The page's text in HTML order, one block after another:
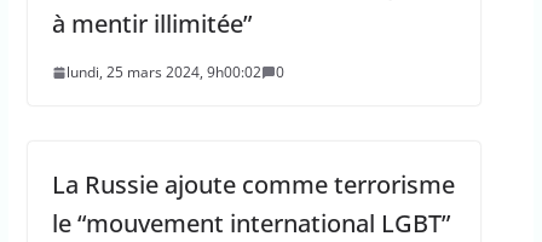
à mentir illimitée”
lundi, 25 mars 2024, 9h00:02 0
La Russie ajoute comme terrorisme
le “mouvement international LGBT”